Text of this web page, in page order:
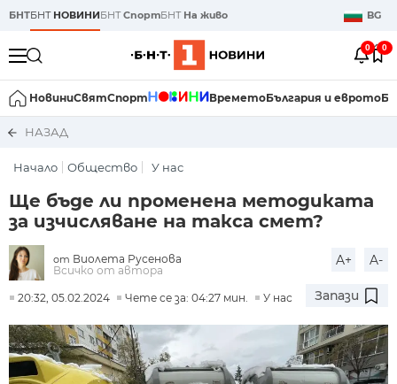
БНТБНТ НОВИНИБНТСпортБНТ На живо BG
0 0
НовиниСвятСпорт ВреметоБългария и еврото
НАЗАД
Начало Общество У нас
Ще бъде ли променена методиката
за изчисляване на такса смет?
от Виолета Русенова
Всичко от автора
A+ A-
20:32, 05.02.2024 Чете се за: 04:27 мин. У нас Запази